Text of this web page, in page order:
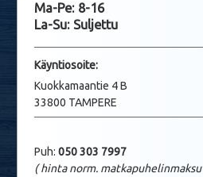
Ma-Pe: 8-16
La-Su: Suljettu
Käyntiosoite:
Kuokkamaantie 4 B
33800 TAMPERE
Puh: 050 303 7997
( hinta norm. matkapuhelinmaksu